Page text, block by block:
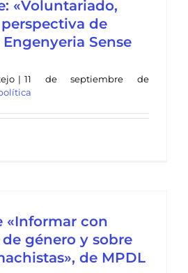
«Voluntariado,
de
Sense
| 11 de septiembre de
«Informar con
género y sobre
de MPDL